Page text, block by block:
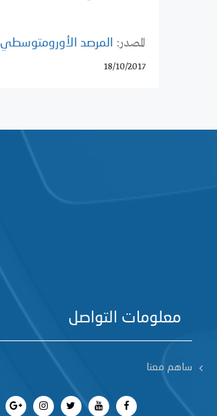
المصدر: المرصد
18/10/2017
معلومات التواصل
ساهم معنا